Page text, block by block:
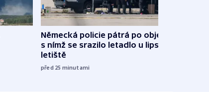
Německá policie pátrá po objektu,
s nímž se srazilo letadlo u lipského
letiště
před 25 minutami